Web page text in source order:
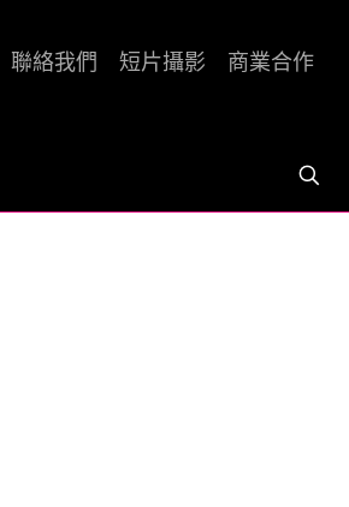
聯絡我們 短片攝影 商業合作